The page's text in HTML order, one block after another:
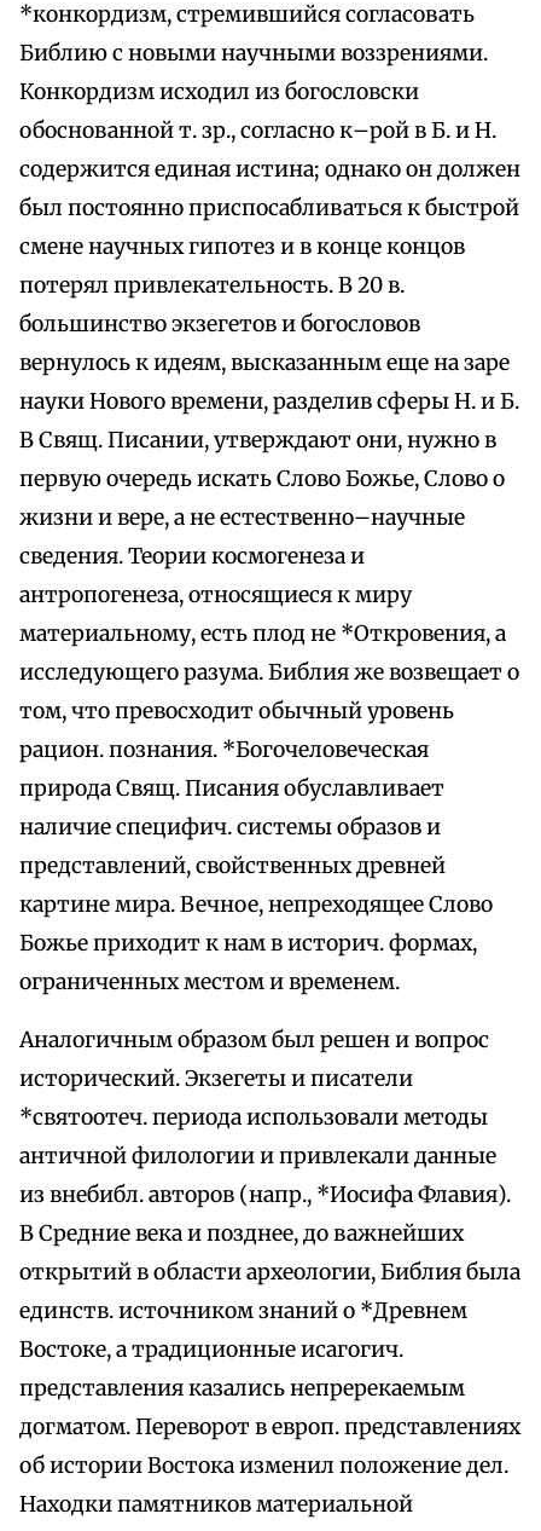
*конкордизм, стремившийся согласовать
Библию с новыми научными воззрениями.
Конкордизм исходил из богословски
обоснованной т. зр., согласно к–рой в Б. и Н.
содержится единая истина; однако он должен
был постоянно приспосабливаться к быстрой
смене научных гипотез и в конце концов
потерял привлекательность. В 20 в.
большинство экзегетов и богословов
вернулось к идеям, высказанным еще на заре
науки Нового времени, разделив сферы Н. и Б.
В Свящ. Писании, утверждают они, нужно в
первую очередь искать Слово Божье, Слово о
жизни и вере, а не естественно–научные
сведения. Теории космогенеза и
антропогенеза, относящиеся к миру
материальному, есть плод не *Откровения, а
исследующего разума. Библия же возвещает о
том, что превосходит обычный уровень
рацион. познания. *Богочеловеческая
природа Свящ. Писания обуславливает
наличие специфич. системы образов и
представлений, свойственных древней
картине мира. Вечное, непреходящее Слово
Божье приходит к нам в историч. формах,
ограниченных местом и временем.
Аналогичным образом был решен и вопрос
исторический. Экзегеты и писатели
*святоотеч. периода использовали методы
античной филологии и привлекали данные
из внебибл. авторов (напр., *Иосифа Флавия).
В Средние века и позднее, до важнейших
открытий в области археологии, Библия была
единств. источником знаний о *Древнем
Востоке, а традиционные исагогич.
представления казались непререкаемым
догматом. Переворот в европ. представлениях
об истории Востока изменил положение дел.
Находки памятников материальной